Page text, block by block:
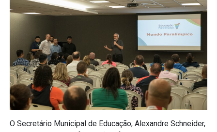
O Secretário Municipal de Educação, Alexandre Schneider,